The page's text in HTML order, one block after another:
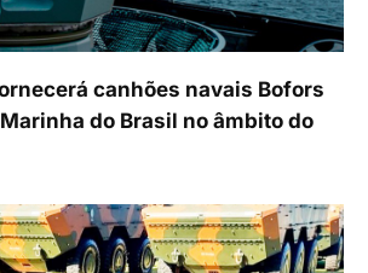
canhões navais Bofors
do Brasil no âmbito do